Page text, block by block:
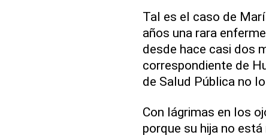
Tal es el caso de
años una rara
desde hace casi dos
correspondiente de
de Salud Pública no
Con lágrimas en los
porque su hija no